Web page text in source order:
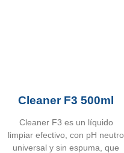
Cleaner F3 500ml
Cleaner F3 es un líquido
limpiar efectivo, con pH neutro
universal y sin espuma, que